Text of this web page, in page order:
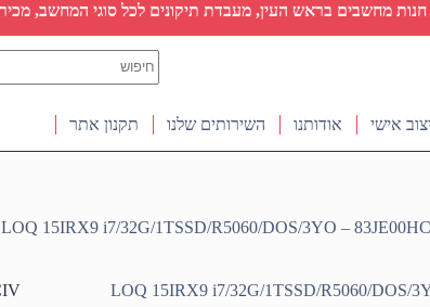
חנות מחשבים בראש העין, מעבדת תיקונים לכל סוגי המחשב,
results
אישי אודותנו השירותים שלנו תקנון אתר
LOQ 15IRX9 i7/32G/1TSSD/R5060/DOS/3YO –